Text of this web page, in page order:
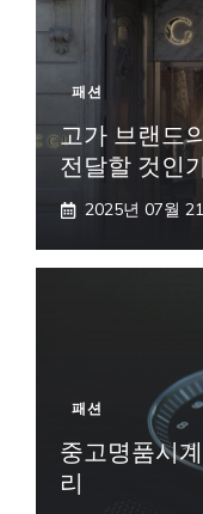
패션
고가 브랜드
전달할 것인
2025년 07월
패션
중고명품시
리